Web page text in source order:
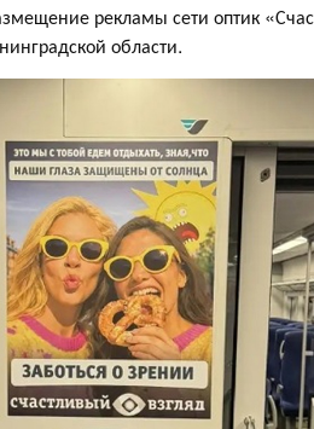
рекламы сети оптик
области.